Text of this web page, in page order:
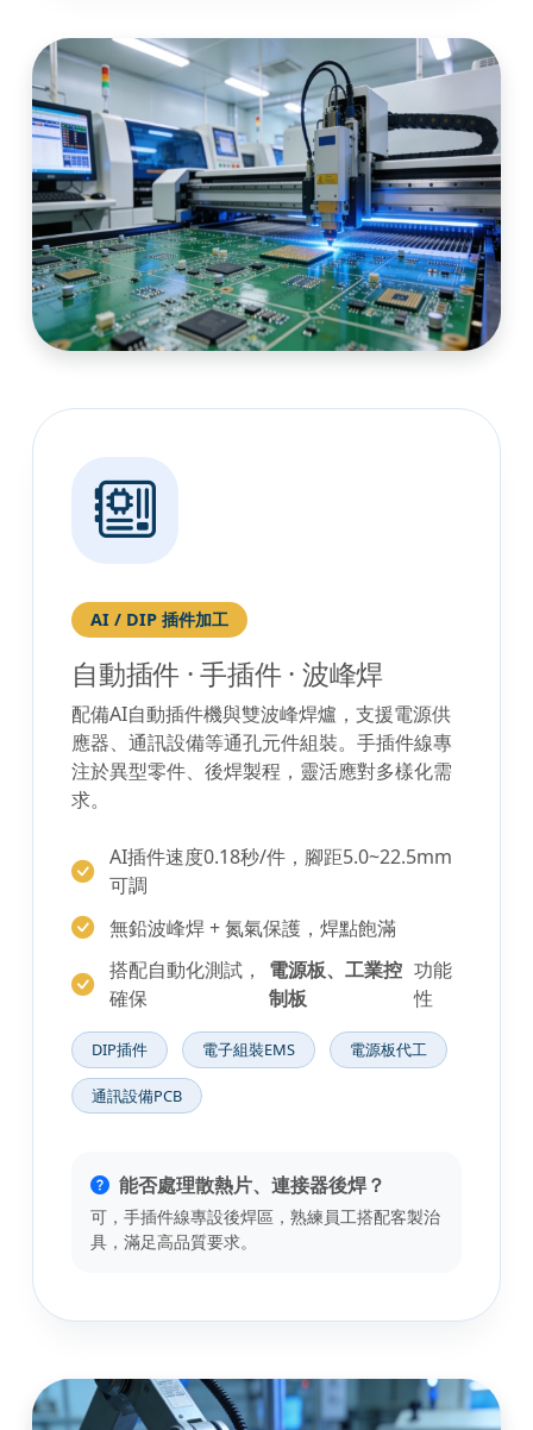
AI / DIP 插件加工
自動插件 · 手插件 · 波峰焊
配備AI自動插件機與雙波峰焊爐，支援電源供
應器、通訊設備等通孔元件組裝。手插件線專
注於異型零件、後焊製程，靈活應對多樣化需
求。
AI插件速度0.18秒/件，腳距5.0~22.5mm
可調
無鉛波峰焊 + 氮氣保護，焊點飽滿
搭配自動化測試，
確保
電源板、工業控
制板
功能
性
DIP插件 電子組裝EMS 電源板代工
通訊設備PCB
能否處理散熱片、連接器後焊？
可，手插件線專設後焊區，熟練員工搭配客製治
具，滿足高品質要求。